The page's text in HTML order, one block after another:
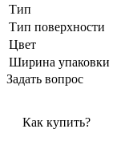
Тип
Тип поверхности
Цвет
Ширина упаковки
Задать вопрос
Как купить?